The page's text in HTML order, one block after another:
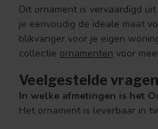
Dit ornament is vervaardigd
je eenvoudig de ideale maat
blikvanger voor je eigen
collectie ornamenten voor
Veelgestelde
In welke afmetingen is het
Het ornament is leverbaar in